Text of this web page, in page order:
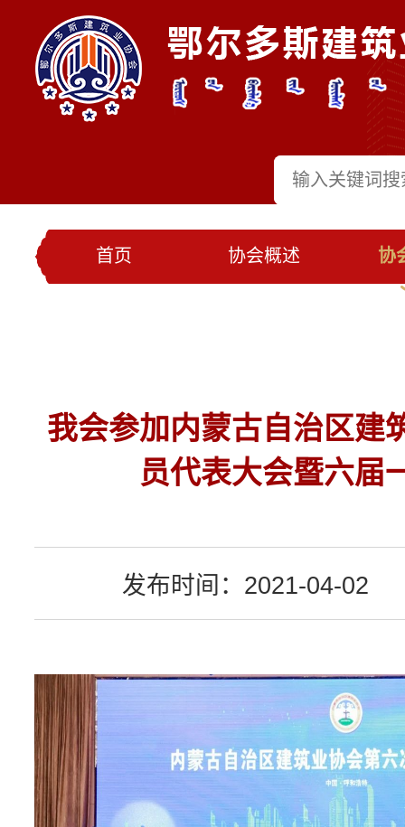
首页 协会概述 协
我会参加内蒙古自治区建
员代表大会暨六届
发布时间：2021-04-02